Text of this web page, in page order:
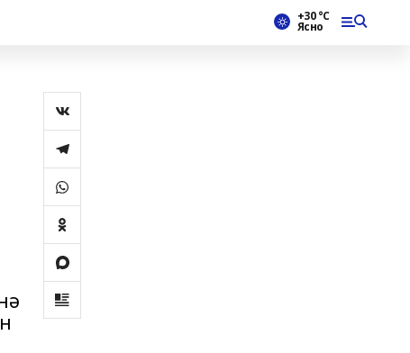
+30 °С
Ясно